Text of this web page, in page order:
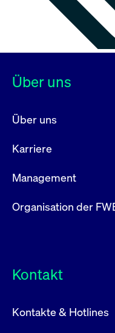
Über uns
Über uns
Karriere
Management
Organisation der
Kontakt
Kontakte & Hotlines